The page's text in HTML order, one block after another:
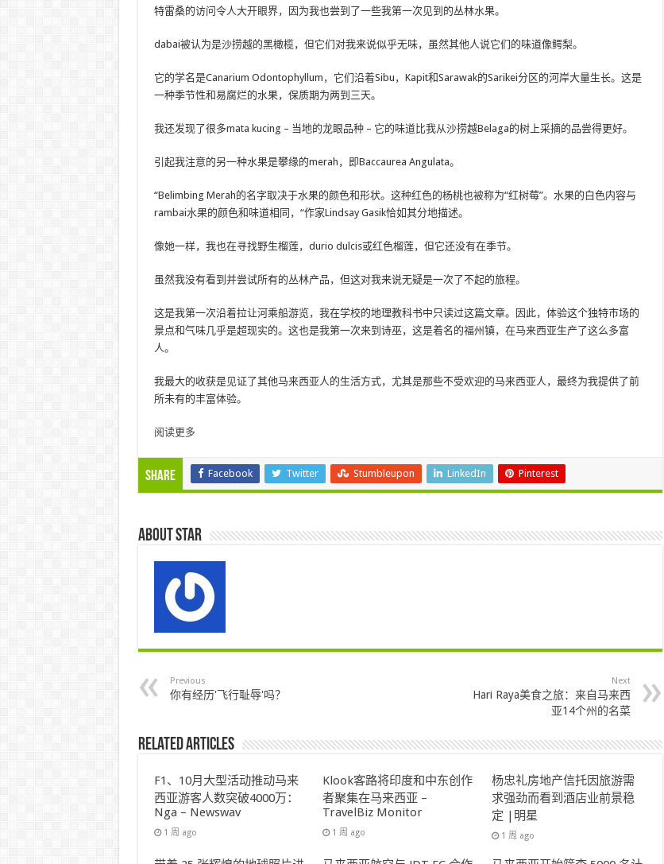
特雷桑的访问令人大开眼界，因为我也尝到了一些我第一次见到的丛林水果。
dabai被认为是沙捞越的黑橄榄，但它们对我来说似乎无味，虽然其他人说它们的味道像鳄梨。
它的学名是Canarium Odontophyllum，它们沿着Sibu，Kapit和Sarawak的Sarikei分区的河岸大量生长。这是
一种季节性和易腐烂的水果，保质期为两到三天。
我还发现了很多mata kucing – 当地的龙眼品种 – 它的味道比我从沙捞越Belaga的树上采摘的品尝得更好。
引起我注意的另一种水果是攀缘的merah，即Baccaurea Angulata。
“Belimbing Merah的名字取决于水果的颜色和形状。这种红色的杨桃也被称为“红树莓”。水果的白色内容与
rambai水果的颜色和味道相同，“作家Lindsay Gasik恰如其分地描述。
像她一样，我也在寻找野生榴莲，durio dulcis或红色榴莲，但它还没有在季节。
虽然我没有看到并尝试所有的丛林产品，但这对我来说无疑是一次了不起的旅程。
这是我第一次沿着拉让河乘船游览，我在学校的地理教科书中只读过这篇文章。因此，体验这个独特市场的
景点和气味几乎是超现实的。这也是我第一次来到诗巫，这是着名的福州镇，在马来西亚生产了这么多富
人。
我最大的收获是见证了其他马来西亚人的生活方式，尤其是那些不受欢迎的马来西亚人，最终为我提供了前
所未有的丰富体验。
阅读更多
Share Facebook Twitter Stumbleupon LinkedIn Pinterest
About star
Previous
你有经历'飞行耻辱'吗？
Next
Hari Raya美食之旅：来自马来西
亚14个州的名菜
Related Articles
F1、10月大型活动推动马来
西亚游客人数突破4000万：
Nga – Newswav
1 周 ago
Klook客路将印度和中东创作
者聚集在马来西亚 –
TravelBiz Monitor
1 周 ago
杨忠礼房地产信托因旅游需
求强劲而看到酒店业前景稳
定 |明星
1 周 ago